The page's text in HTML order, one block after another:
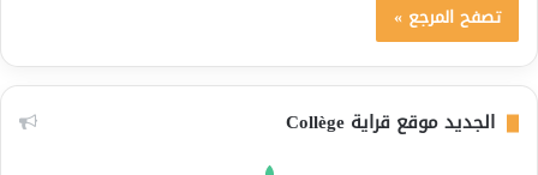
تصفح المرجع »
الجديد موقع قراية Collège